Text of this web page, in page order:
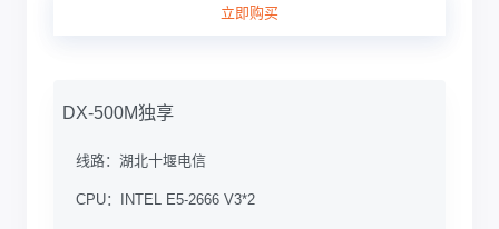
立即购买
DX-500M独享
线路： 湖北十堰电信
CPU： INTEL E5-2666 V3*2